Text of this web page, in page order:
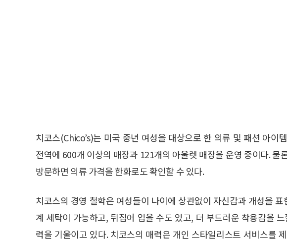
치코스(Chico’s)는 미국 중년 여성을 대상으로 한 의류 및 패션 아이
전역에 600개 이상의 매장과 121개의 아울렛 매장을 운영 중이다. 물
방문하면 의류 가격을 한화로도 확인할 수 있다.
치코스의 경영 철학은 여성들이 나이에 상관없이 자신감과 개성을
계 세탁이 가능하고, 뒤집어 입을 수도 있고, 더 부드러운 착용감을
력을 기울이고 있다. 치코스의 매력은 개인 스타일리스트 서비스를